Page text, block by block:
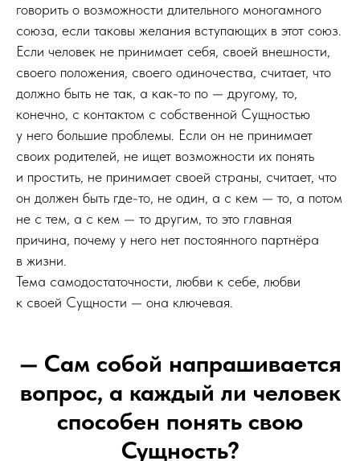
говорить о возможности длительного моногамного
союза, если таковы желания вступающих в этот союз.
Если человек не принимает себя, своей внешности,
своего положения, своего одиночества, считает, что
должно быть не так, а как-то по — другому, то,
конечно, с контактом с собственной Сущностью
у него большие проблемы. Если он не принимает
своих родителей, не ищет возможности их понять
и простить, не принимает своей страны, считает, что
он должен быть где-то, не один, а с кем — то, а потом
не с тем, а с кем — то другим, то это главная
причина, почему у него нет постоянного партнёра
в жизни.
Тема самодостаточности, любви к себе, любви
к своей Сущности — она ключевая.
— Сам собой напрашивается
вопрос, а каждый ли человек
способен понять свою
Сущность?